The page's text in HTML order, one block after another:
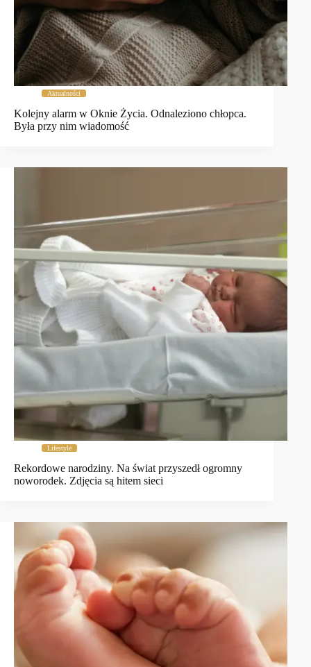
Aktualności
Kolejny alarm w Oknie Życia. Odnaleziono chłopca.
Była przy nim wiadomość
Lifestyle
Rekordowe narodziny. Na świat przyszedł ogromny
noworodek. Zdjęcia są hitem sieci